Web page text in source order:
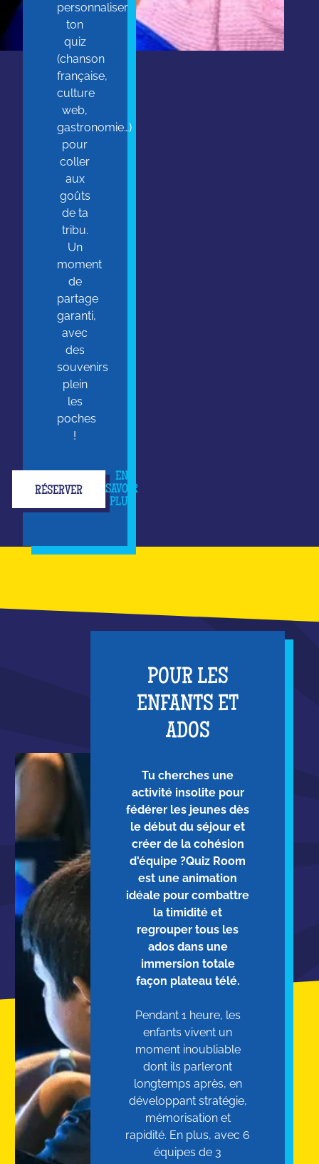
personnaliser
ton
quiz
(chanson
française,
culture
web,
gastronomie…)
pour
coller
aux
goûts
de ta
tribu.
Un
moment
de
partage
garanti,
avec
des
souvenirs
plein
les
poches
!
RÉSERVER
EN
SAVOIR
PLUS
POUR LES
ENFANTS ET
ADOS
Tu cherches une
activité insolite pour
fédérer les jeunes dès
le début du séjour et
créer de la cohésion
d'équipe ?Quiz Room
est une animation
idéale pour combattre
la timidité et
regrouper tous les
ados dans une
immersion totale
façon plateau télé.
Pendant 1 heure, les
enfants vivent un
moment inoubliable
dont ils parleront
longtemps après, en
développant stratégie,
mémorisation et
rapidité. En plus, avec 6
équipes de 3